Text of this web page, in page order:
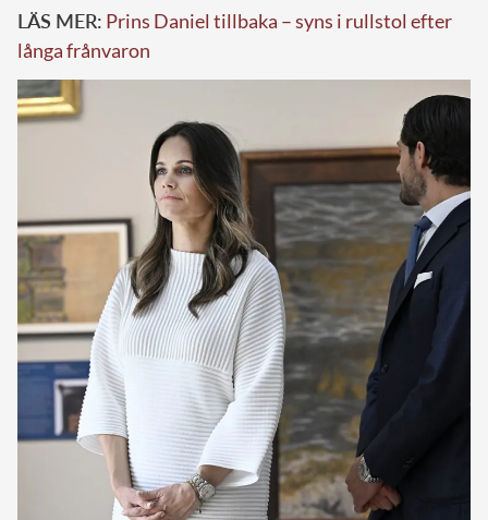
LÄS MER: Prins Daniel tillbaka – syns i rullstol efter
långa frånvaron